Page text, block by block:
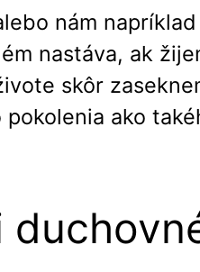
nám
nastáva, ak
skôr
ako